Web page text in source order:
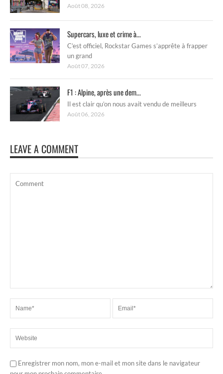
Août 08, 2026
Supercars, luxe et crime à...
C’est officiel, Rockstar Games s’apprête à frapper
un grand
Août 07, 2026
F1 : Alpine, après une dem...
Il est clair qu’on nous avait vendu de meilleurs
Août 06, 2026
LEAVE A COMMENT
Enregistrer mon nom, mon e-mail et mon site dans le navigateur